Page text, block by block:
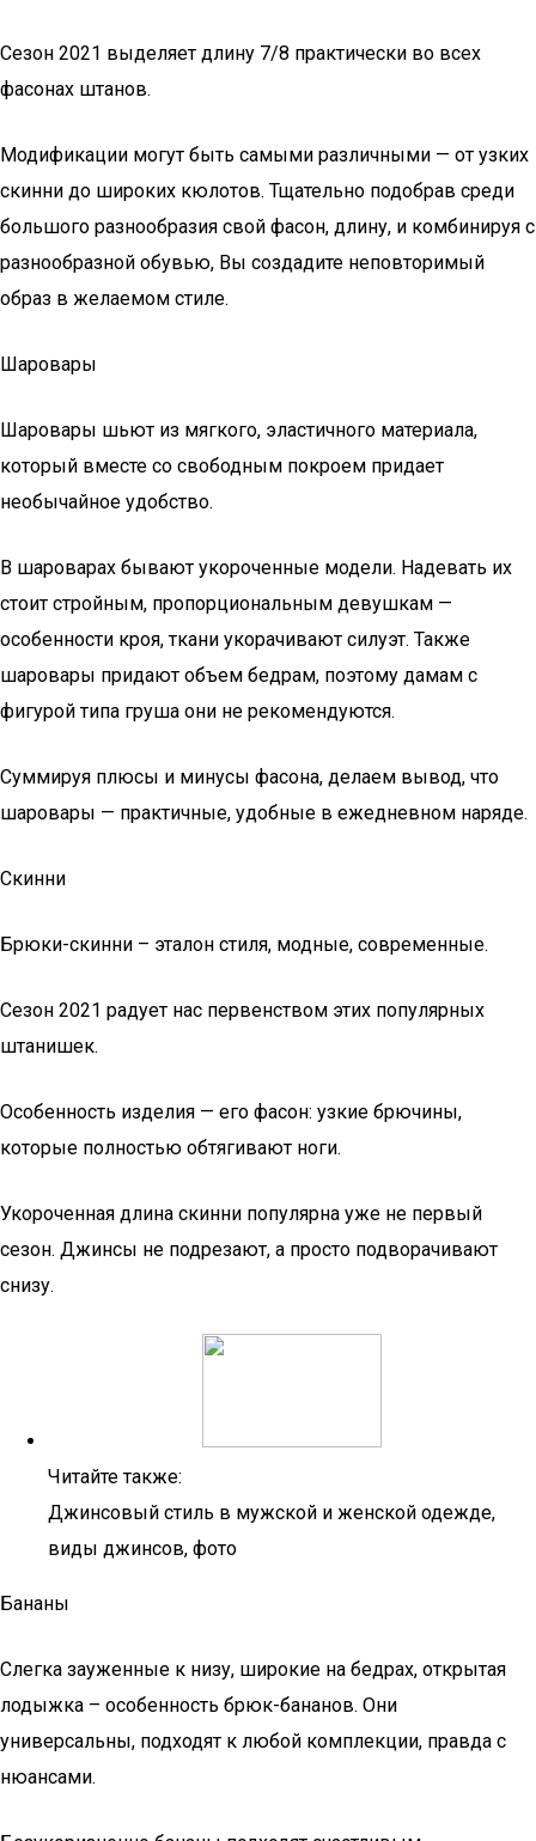
Сезон 2021 выделяет длину 7/8 практически во всех
фасонах штанов.
Модификации могут быть самыми различными — от узких
скинни до широких кюлотов. Тщательно подобрав среди
большого разнообразия свой фасон, длину, и комбинируя с
разнообразной обувью, Вы создадите неповторимый
образ в желаемом стиле.
Шаровары
Шаровары шьют из мягкого, эластичного материала,
который вместе со свободным покроем придает
необычайное удобство.
В шароварах бывают укороченные модели. Надевать их
стоит стройным, пропорциональным девушкам —
особенности кроя, ткани укорачивают силуэт. Также
шаровары придают объем бедрам, поэтому дамам с
фигурой типа груша они не рекомендуются.
Суммируя плюсы и минусы фасона, делаем вывод, что
шаровары — практичные, удобные в ежедневном наряде.
Скинни
Брюки-скинни – эталон стиля, модные, современные.
Сезон 2021 радует нас первенством этих популярных
штанишек.
Особенность изделия — его фасон: узкие брючины,
которые полностью обтягивают ноги.
Укороченная длина скинни популярна уже не первый
сезон. Джинсы не подрезают, а просто подворачивают
снизу.
Читайте также:
Джинсовый стиль в мужской и женской одежде,
виды джинсов, фото
Бананы
Слегка зауженные к низу, широкие на бедрах, открытая
лодыжка – особенность брюк-бананов. Они
универсальны, подходят к любой комплекции, правда с
нюансами.